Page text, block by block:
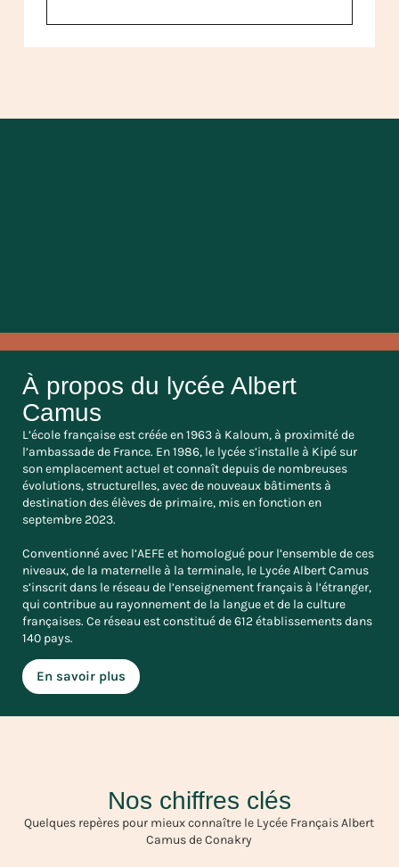
À propos du lycée Albert
Camus
L’école française est créée en 1963 à Kaloum, à proximité de
l’ambassade de France. En 1986, le lycée s’installe à Kipé sur
son emplacement actuel et connaît depuis de nombreuses
évolutions, structurelles, avec de nouveaux bâtiments à
destination des élèves de primaire, mis en fonction en
septembre 2023.
Conventionné avec l’AEFE et homologué pour l’ensemble de ces
niveaux, de la maternelle à la terminale, le Lycée Albert Camus
s’inscrit dans le réseau de l’enseignement français à l’étranger,
qui contribue au rayonnement de la langue et de la culture
françaises. Ce réseau est constitué de 612 établissements dans
140 pays.
En savoir plus
Nos chiffres clés
Quelques repères pour mieux connaître le Lycée Français Albert
Camus de Conakry